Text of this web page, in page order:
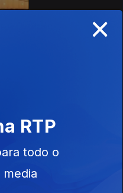
04 jul. 2015
×
RTP
todo o